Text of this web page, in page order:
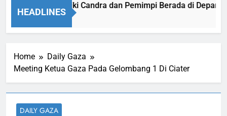
HEADLINES
Qasim, kang Diki Candra dan Pemimpi Berada di Depan
Home
Daily Gaza
Meeting Ketua Gaza Pada Gelombang 1 Di Ciater
DAILY GAZA